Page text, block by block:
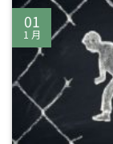
01
1 月